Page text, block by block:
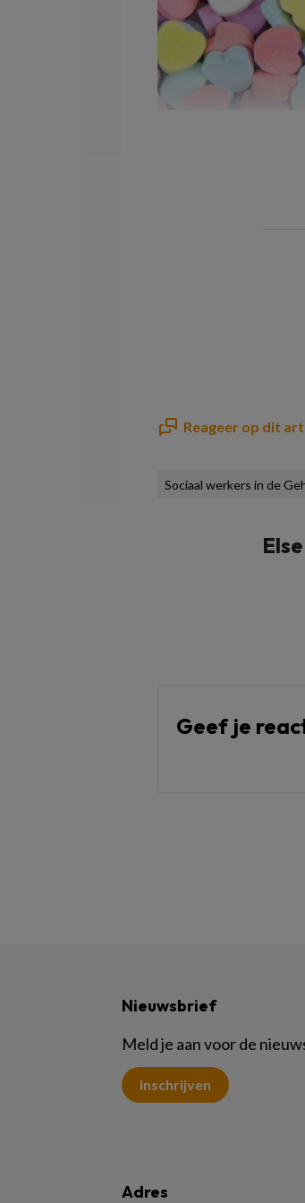
Reageer op dit
Sociaal werkers in de
Geef je
Nieuwsbrief
Meld je aan voor de
Inschrijven
Adres